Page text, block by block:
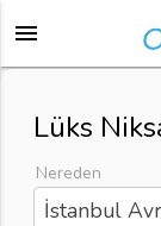
menu
Lüks
Nereden
İstanbul